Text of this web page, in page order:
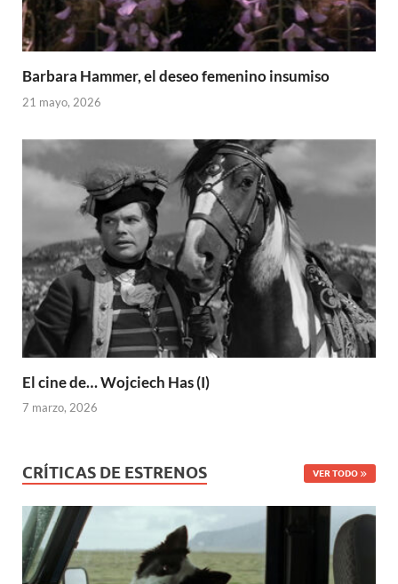
Barbara Hammer, el deseo femenino insumiso
21 mayo, 2026
El cine de… Wojciech Has (I)
7 marzo, 2026
CRÍTICAS DE ESTRENOS VER TODO